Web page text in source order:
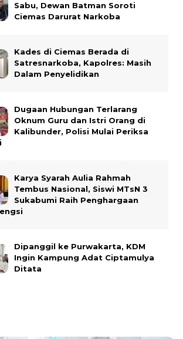
Sabu, Dewan Batman Soroti
Ciemas Darurat Narkoba
Kades di Ciemas Berada di
Satresnarkoba, Kapolres: Masih
Dalam Penyelidikan
Dugaan Hubungan Terlarang
Oknum Guru dan Istri Orang di
Kalibunder, Polisi Mulai Periksa
Karya Syarah Aulia Rahmah
Tembus Nasional, Siswi MTsN 3
Sukabumi Raih Penghargaan
Dipanggil ke Purwakarta, KDM
Ingin Kampung Adat Ciptamulya
Ditata